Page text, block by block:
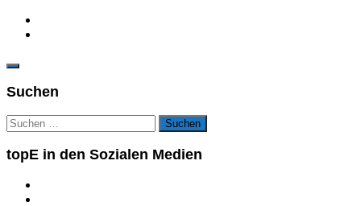
Suchen
Suchen
nach:
topE in den Sozialen Medien